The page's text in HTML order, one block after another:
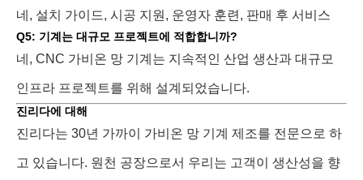
네, 설치 가이드, 시공 지원, 운영자 훈련, 판매 후 서비스
Q5: 기계는 대규모 프로젝트에 적합합니까?
네, CNC 가비온 망 기계는 지속적인 산업 생산과 대규모
인프라 프로젝트를 위해 설계되었습니다.
진리다에 대해
진리다는 30년 가까이 가비온 망 기계 제조를 전문으로 하
고 있습니다. 원천 공장으로서 우리는 고객이 생산성을 향